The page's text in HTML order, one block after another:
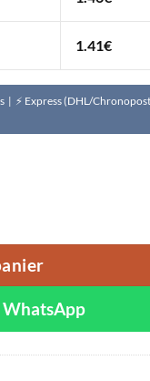
1.41€
| ⚡ Express (DHL/
WhatsApp